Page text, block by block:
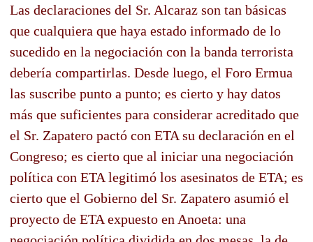
Las declaraciones del Sr. Alcaraz son tan básicas
que cualquiera que haya estado informado de lo
sucedido en la negociación con la banda terrorista
debería compartirlas. Desde luego, el Foro Ermua
las suscribe punto a punto; es cierto y hay datos
más que suficientes para considerar acreditado que
el Sr. Zapatero pactó con ETA su declaración en el
Congreso; es cierto que al iniciar una negociación
política con ETA legitimó los asesinatos de ETA; es
cierto que el Gobierno del Sr. Zapatero asumió el
proyecto de ETA expuesto en Anoeta: una